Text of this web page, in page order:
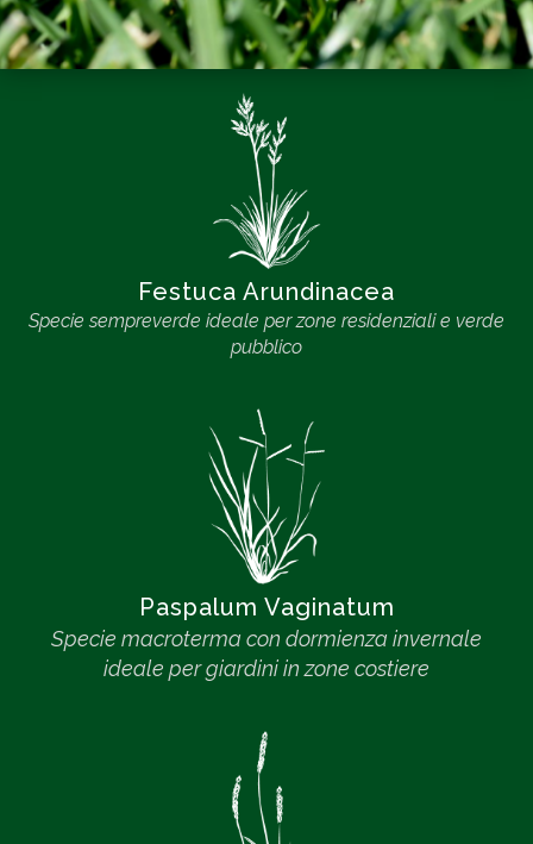
Festuca Arundinacea
Specie sempreverde ideale per zone residenziali e verde
pubblico
Paspalum Vaginatum
Specie macroterma con dormienza invernale
ideale per giardini in zone costiere